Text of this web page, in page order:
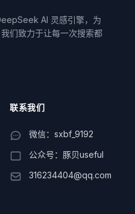
AI 灵感引擎，为
们致力于让每一次搜索都
联系我们
微信：sxbf_9192
公众号：豚贝useful
316234404@qq.com